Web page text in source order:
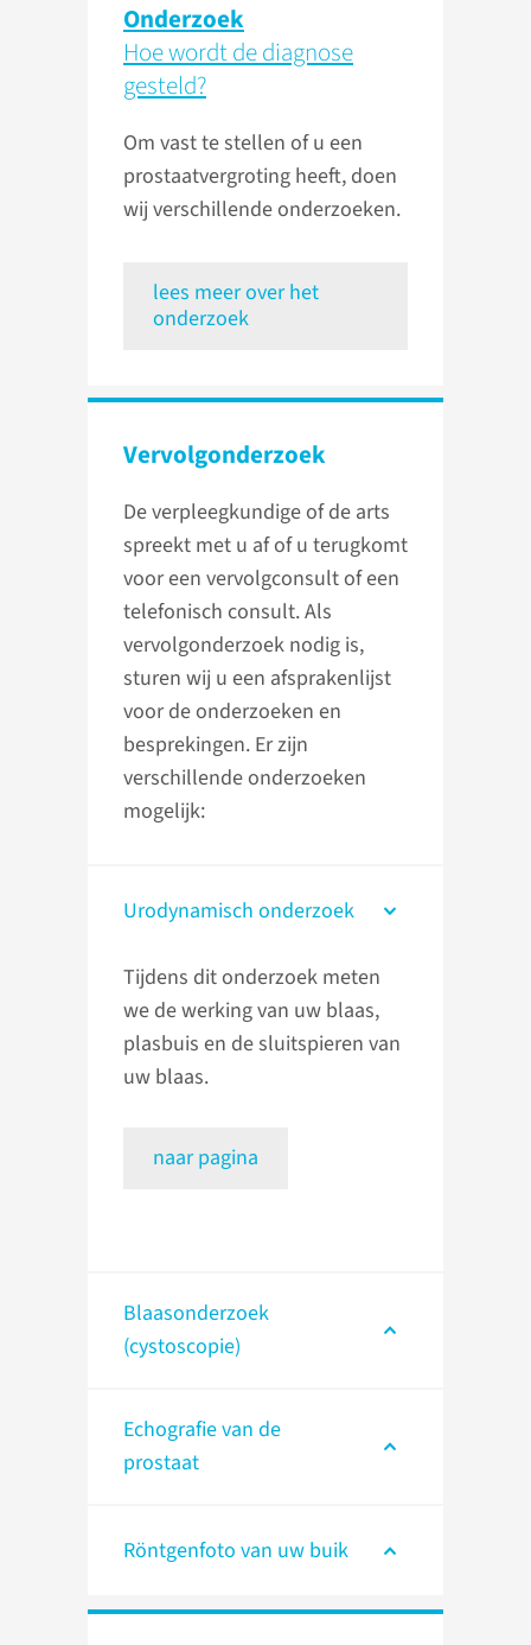
Onderzoek
Hoe wordt de diagnose
gesteld?
Om vast te stellen of u een
prostaatvergroting heeft, doen
wij verschillende onderzoeken.
lees meer over het
onderzoek
Vervolg­onderzoek
De verpleegkundige of de arts
spreekt met u af of u terugkomt
voor een vervolgconsult of een
telefonisch consult. Als
vervolgonderzoek nodig is,
sturen wij u een afsprakenlijst
voor de onderzoeken en
besprekingen. Er zijn
verschillende onderzoeken
mogelijk:
Urodynamisch onderzoek
Tijdens dit onderzoek meten
we de werking van uw blaas,
plasbuis en de sluitspieren van
uw blaas.
naar pagina
Blaasonderzoek
(cystoscopie)
Echografie van de
prostaat
Röntgenfoto van uw buik